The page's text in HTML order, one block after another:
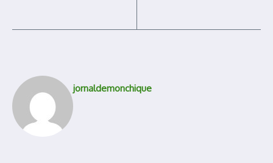
jornaldemonchique